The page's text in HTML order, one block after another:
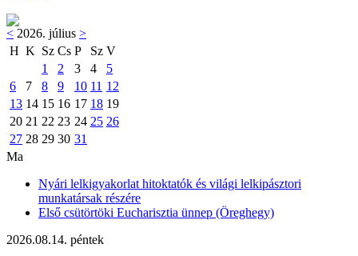
< 2026. július >
H K Sz Cs P Sz V
1
2 3 4
5
6
7 8 9 10 11 12
13 14 15 16 17 18 19
20 21 22 23 24 25 26
27 28 29 30 31
Ma
Nyári lelkigyakorlat hitoktatók és világi lelkipásztori
munkatársak részére
Első csütörtöki Eucharisztia ünnep (Öreghegy)
2026.08.14. péntek